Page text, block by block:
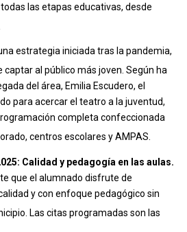
las etapas educativas, desde
estrategia iniciada tras la pandemia,
captar al público más joven .Según ha
del área, Emilia Escudero, el
para acercar el teatro a la juventud,
completa confeccionada
centros escolares y AMPAS
Calidad y pedagogía en las aulas.
que el alumnado disfrute de
y con enfoque pedagógico sin
. Las citas programadas son las